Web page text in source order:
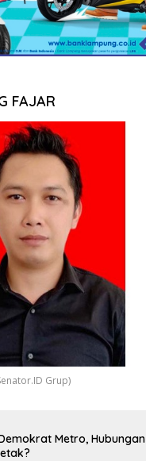
FAJAR
Grup)
Metro, Hubungan